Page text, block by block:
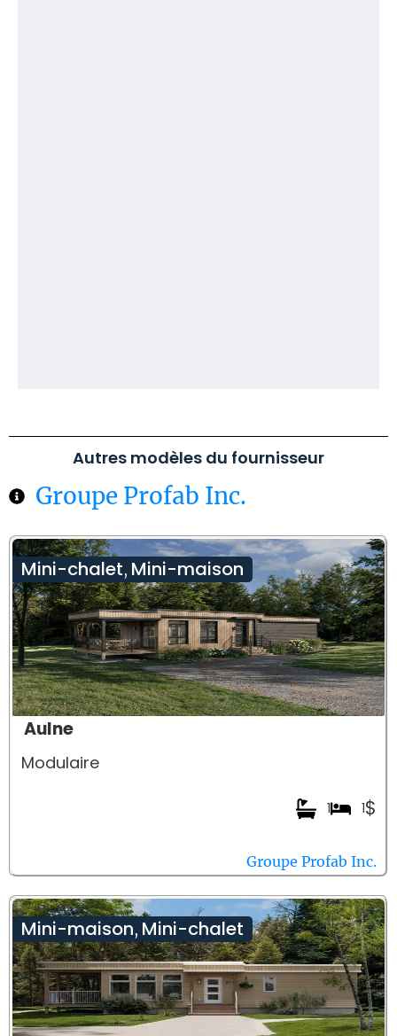
Autres modèles du fournisseur
Groupe Profab Inc.
Mini-chalet, Mini-maison
Aulne
Modulaire
$
1
1
Groupe Profab Inc.
Mini-maison, Mini-chalet